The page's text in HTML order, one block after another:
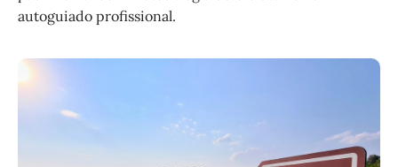
autoguiado profissional.